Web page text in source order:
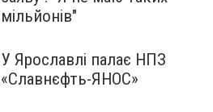
мільйонів"
У Ярославлі палає НПЗ
«Славнєфть-ЯНОС»